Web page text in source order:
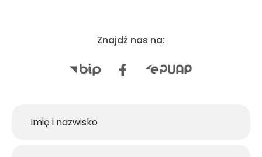
Znajdź nas na: